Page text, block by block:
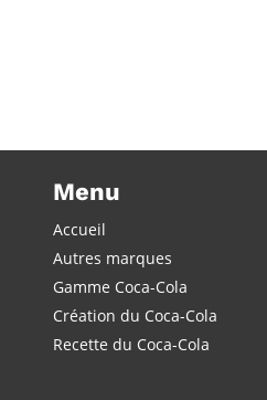
Menu
Accueil
Autres marques
Gamme Coca-Cola
Création du Coca-Cola
Recette du Coca-Cola